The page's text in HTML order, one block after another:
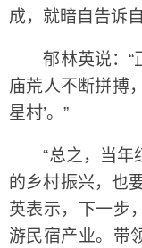
成，就暗自告诉
郁林英说：“
庙荒人不断拼搏
星村’。”
“总之，当年
的乡村振兴，也
英表示，下一步
游民宿产业。带